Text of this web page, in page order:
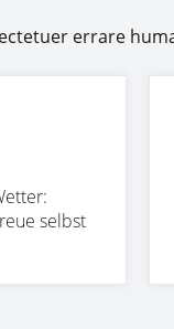
errare
selbst